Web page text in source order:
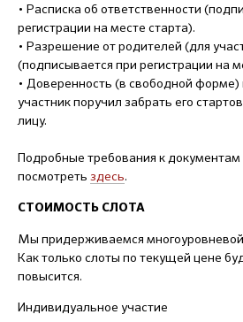
• Расписка об ответственности
регистрации на месте старта).
• Разрешение от родителей (для
(подписывается при регистрации на
• Доверенность (в свободной форме)
участник поручил забрать его
лицу.
Подробные требования к
посмотреть здесь.
СТОИМОСТЬ СЛОТА
Мы придерживаемся
Как только слоты по текущей цене
повысится.
Индивидуальное участие